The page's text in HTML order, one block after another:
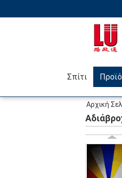
Σπίτι
Αρχική